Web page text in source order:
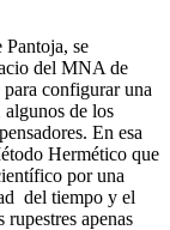
Pantoja, se
del MNA de
configurar una
de los
En esa
Hermético que
por una
del tiempo y el
apenas